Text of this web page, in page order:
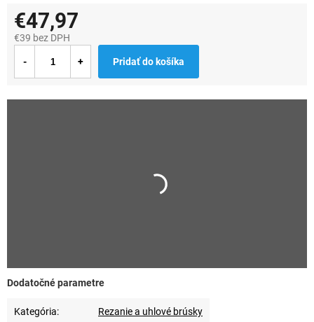
Dodatočné parametre
Kategória: Rezanie a uhlové brúsky
€47,97
€39 bez DPH
cena:
Pridať do košíka